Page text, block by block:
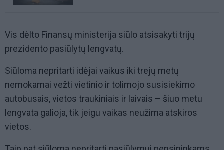
Vis dėlto Finansų ministerija siūlo atsisakyti trijų
prezidento pasiūlytų lengvatų.
Siūloma nepritarti idėjai vaikus iki trejų metų
nemokamai vežti vietinio ir tolimojo susisiekimo
autobusais, vietos traukiniais ir laivais – šiuo metu
lengvata galioja, tik jeigu vaikas neužima atskiros
vietos.